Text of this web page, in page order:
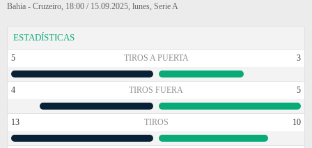
Bahia - Cruzeiro, 18:00 / 15.09.2025, lunes, Serie A
ESTADÍSTICAS
5 TIROS A PUERTA 3
4 TIROS FUERA 5
13 TIROS 10